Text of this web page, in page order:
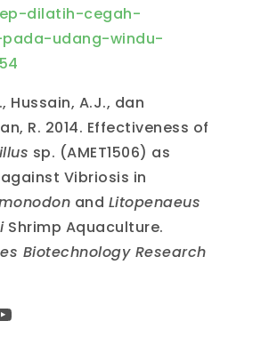
dilatih-cegah-
udang-windu-
Hussain, A.J., dan
R. 2014. Effectiveness of
sp. (AMET1506) as
Vibriosis in
and Litopenaeus
Shrimp Aquaculture.
Biotechnology Research